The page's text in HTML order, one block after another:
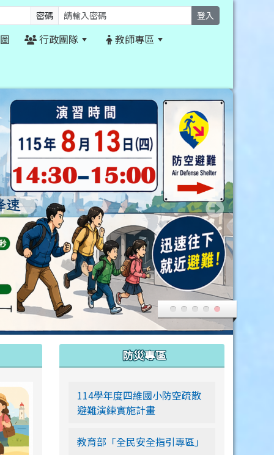
密碼 登入
行政團隊
教師專區
link to https://siwei-family.work-
防災專區
114學年度四維國小防空疏散
避難演練實施計畫
教育部「全民安全指引專區」